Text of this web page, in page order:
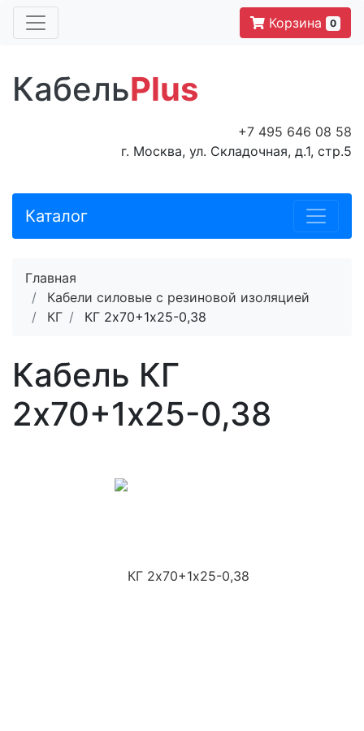
Корзина 0
КабельPlus
+7 495 646 08 58
г. Москва, ул. Складочная, д.1, стр.5
Каталог
Главная
Кабели силовые с резиновой изоляцией
КГ
КГ 2х70+1х25-0,38
Кабель КГ
2х70+1х25-0,38